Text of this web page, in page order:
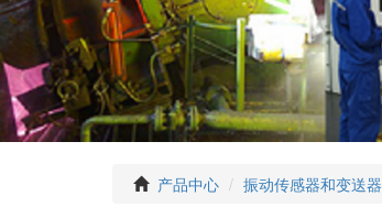
产品中心 振动传感器和变送器